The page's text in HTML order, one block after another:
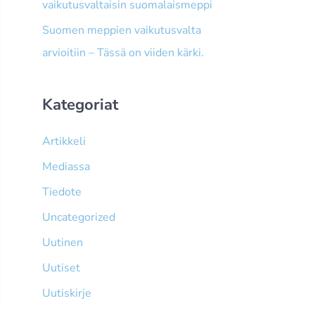
vaikutusvaltaisin suomalaismeppi
Suomen meppien vaikutusvalta
arvioitiin – Tässä on viiden kärki.
Kategoriat
Artikkeli
Mediassa
Tiedote
Uncategorized
Uutinen
Uutiset
Uutiskirje